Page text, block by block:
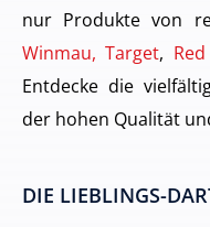
nur Produkte von
Winmau, Target,
Entdecke die
der hohen Qualität
DIE LIEBLINGS-